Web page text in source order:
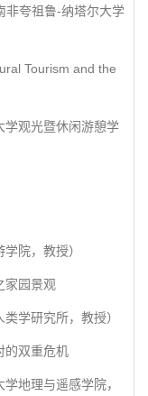
夸祖鲁-纳塔尔大学
Tourism and the
观光暨休闲游憩学
院，教授）
园景观
学研究所，教授）
双重危机
地理与遥感学院，